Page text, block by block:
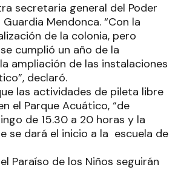
secretaria general del Poder
Mendonca. “Con la
de la colonia, pero
cumplió un año de la
ampliación de las instalaciones
declaró.
las actividades de pileta libre
el Parque Acuático, “de
de 15.30 a 20 horas y la
se dará el inicio a la escuela de
Paraíso de los Niños seguirán